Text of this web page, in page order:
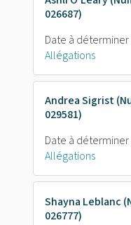
026687)
Date à déterminer
Allégations
Andrea Sigrist
029581)
Date à déterminer
Allégations
Shayna Leblanc
026777)